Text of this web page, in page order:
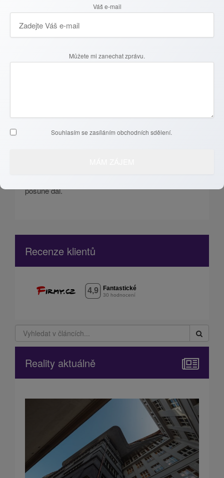
domov kdysi zamilovali, můžeme se s ním s klidem
rozloučit, protože víme, že nás čeká něco nového.
Prodat nemovitost ve chvíli, kdy přestává být oporou
schopnost rozpoznat, co opravdu potřebujeme,
posune dál.
Recenze klientů
Reality aktuálně
Váš e-mail
Můžete mi zanechat zprávu.
Souhlasím se zasíláním obchodních sdělení.